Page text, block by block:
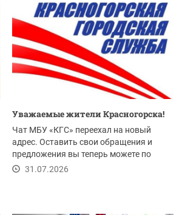
Уважаемые жители Красногорска!
Чат МБУ «КГС» переехал на новый
адрес. Оставить свои обращения и
предложения вы теперь можете по
ссылке.
31.07.2026